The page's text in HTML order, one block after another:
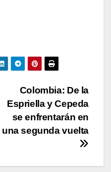
Colombia: De la
Espriella y Cepeda
se enfrentarán en
una segunda vuelta